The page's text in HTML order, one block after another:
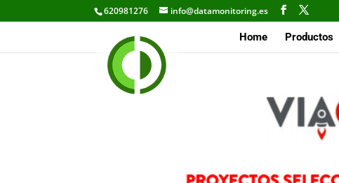
620981276 info@datamonitoring.es
Home Productos